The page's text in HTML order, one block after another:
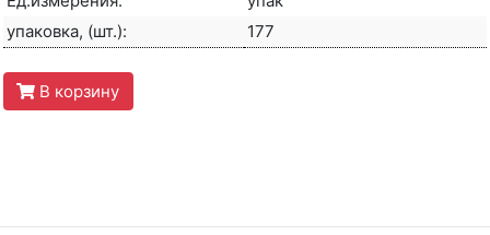
упаковка, (шт.):
177
В корзину